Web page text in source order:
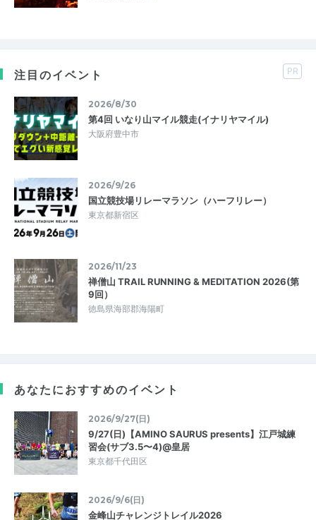
注目のイベント PR
2026/8/30
第4回 いなり山マイル競走(イナリヤマイル)
大阪府豊中市
2026/9/26
国立競技場リレーマラソン（ハーフリレー）
東京都新宿区
2026/11/23
禅僧山 TRAIL RUNNING & MEDITATION 2026(第
9回）
徳島県海部郡海陽町
あなたにおすすめのイベント
2026/9/27(日)
9/27(日)【AMINO SAURUS presents】江戸城練
習会(サブ3.5〜4)@皇居
東京都千代田区
2026/9/6(日)
金峰山チャレンジトレイル2026